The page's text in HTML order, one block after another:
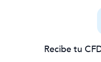
Recibe tu